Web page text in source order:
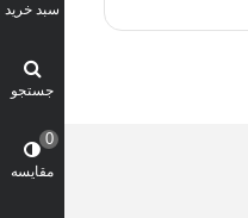
سبد خرید
جستجو
مقایسه
0